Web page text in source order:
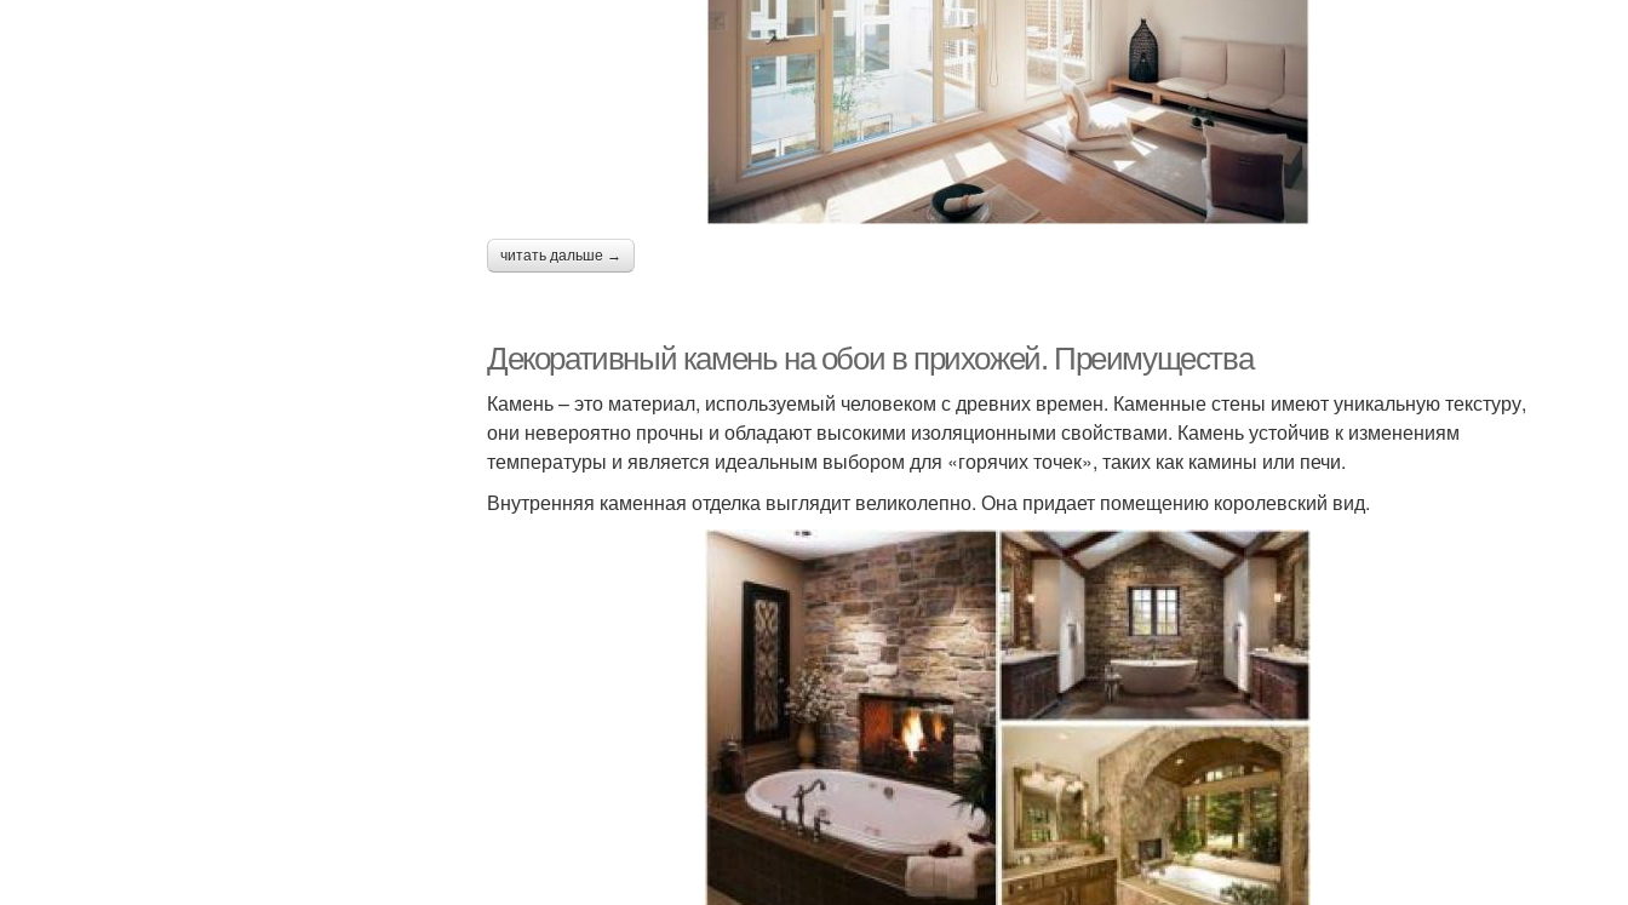
читать дальше →
Декоративный камень на обои в прихожей. Преимущества
Камень – это материал, используемый человеком с древних времен. Каменные стены имеют уникальную текстуру,
они невероятно прочны и обладают высокими изоляционными свойствами. Камень устойчив к изменениям
температуры и является идеальным выбором для «горячих точек», таких как камины или печи.
Внутренняя каменная отделка выглядит великолепно. Она придает помещению королевский вид.